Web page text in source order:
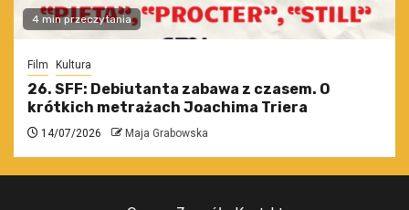
4 min przeczytania
Film Kultura
26. SFF: Debiutanta zabawa z czasem. O
krótkich metrażach Joachima Triera
14/07/2026 Maja Grabowska